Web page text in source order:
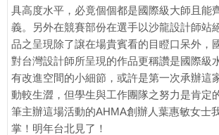
具高度水平，必竟個個都是國際級大師且能
義。另外在競賽部份在選手以沙龍設計師站
品之呈現除了譲在場貴賓看的目瞪口呆外，
對台灣設計師所呈現的作品更稱讚是國際級
有改進空間的小細節，或許是第一次承辦這
動較生澀，但學生與工作團隊之努力是肯定
筆主辦這場活動的AHMA創辦人葉惠敏女士
掌！明年台北見了！